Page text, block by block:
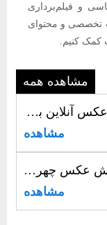
و فیلم‌برداری
تخصصی و محتوای
کمک کنیم.
مشاهده همه
آموزش تغییر سایز عکس آنلاین بدون افت کیفیت
مشاهده
بهترین برنامه ویرایش عکس چهره برای آیفون و اندروید ✅​🤳​🧔‍♀️​
مشاهده